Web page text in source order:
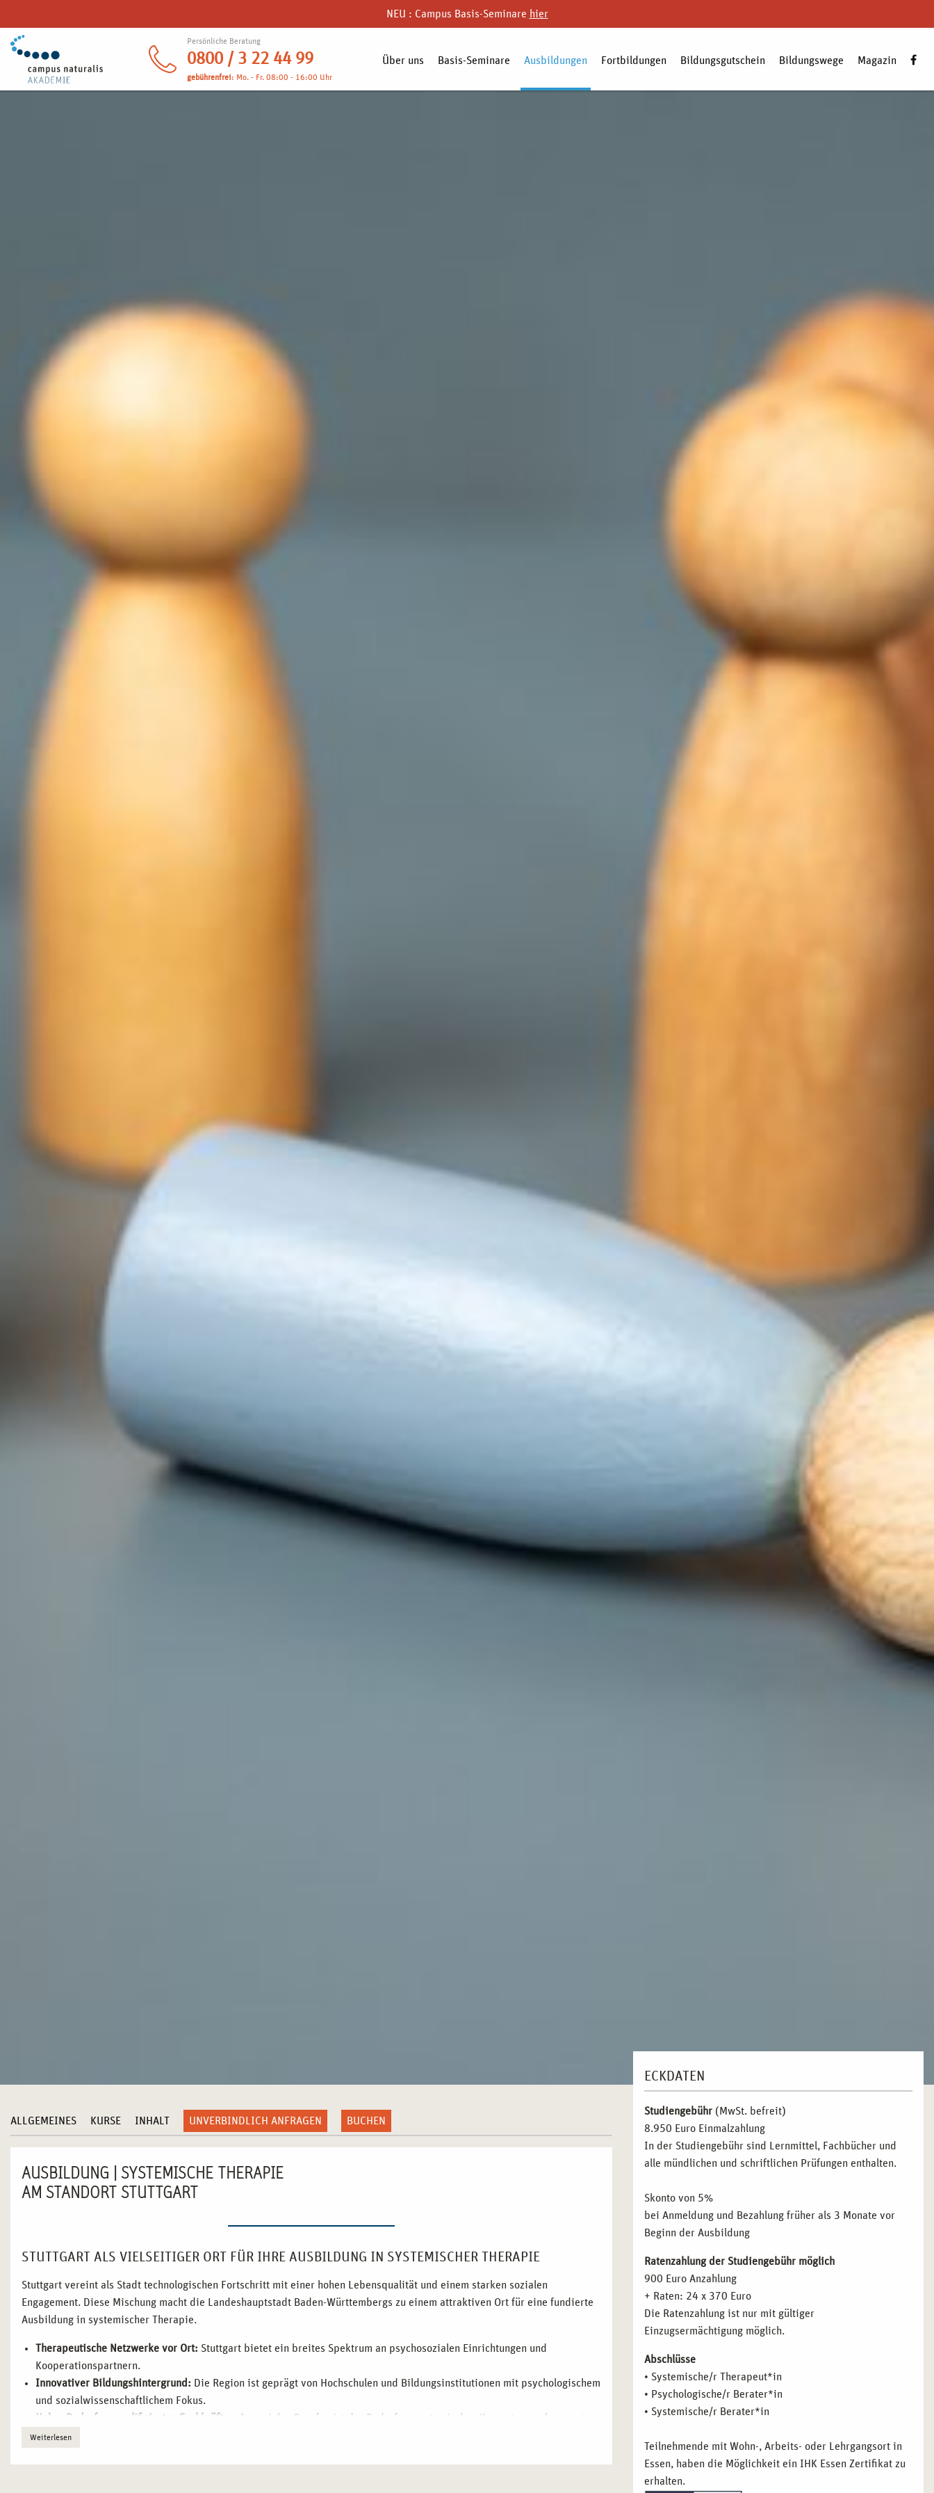
NEU : Campus Basis-Seminare hier
Persönliche Beratung
0800 / 3 22 44 99
gebührenfrei: Mo. - Fr. 08:00 - 16:00 Uhr
Über uns Basis-Seminare Ausbildungen Fortbildungen Bildungsgutschein Bildungswege Magazin
ALLGEMEINES KURSE INHALT UNVERBINDLICH ANFRAGEN BUCHEN
AUSBILDUNG | SYSTEMISCHE THERAPIE
AM STANDORT STUTTGART
STUTTGART ALS VIELSEITIGER ORT FÜR IHRE AUSBILDUNG IN SYSTEMISCHER THERAPIE
Stuttgart vereint als Stadt technologischen Fortschritt mit einer hohen Lebensqualität und einem starken sozialen
Engagement. Diese Mischung macht die Landeshauptstadt Baden-Württembergs zu einem attraktiven Ort für eine fundierte
Ausbildung in systemischer Therapie.
Therapeutische Netzwerke vor Ort: Stuttgart bietet ein breites Spektrum an psychosozialen Einrichtungen und
Kooperationspartnern.
Innovativer Bildungshintergrund: Die Region ist geprägt von Hochschulen und Bildungsinstitutionen mit psychologischem
und sozialwissenschaftlichem Fokus.
Hoher Bedarf an qualifizierten Fachkräften:
In sozialen Berufen ist der Bedarf an systemischen Kompetenzen konstant
hoch.
Weiterlesen
ECKDATEN
Studiengebühr (MwSt. befreit)
8.950 Euro Einmalzahlung
In der Studiengebühr sind Lernmittel, Fachbücher und
alle mündlichen und schriftlichen Prüfungen enthalten.
Skonto von 5%
bei Anmeldung und Bezahlung früher als 3 Monate vor
Beginn der Ausbildung
Ratenzahlung der Studiengebühr möglich
900 Euro Anzahlung
+ Raten: 24 x 370 Euro
Die Ratenzahlung ist nur mit gültiger
Einzugsermächtigung möglich.
Abschlüsse
• Systemische/r Therapeut*in
• Psychologische/r Berater*in
• Systemische/r Berater*in
Teilnehmende mit Wohn-, Arbeits- oder Lehrgangsort in
Essen, haben die Möglichkeit ein IHK Essen Zertifikat zu
erhalten.